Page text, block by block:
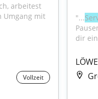
arbeitest
Umgang mit
Vollzeit
"...
dir